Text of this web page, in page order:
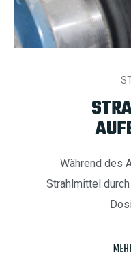
Während des
Strahlmittel